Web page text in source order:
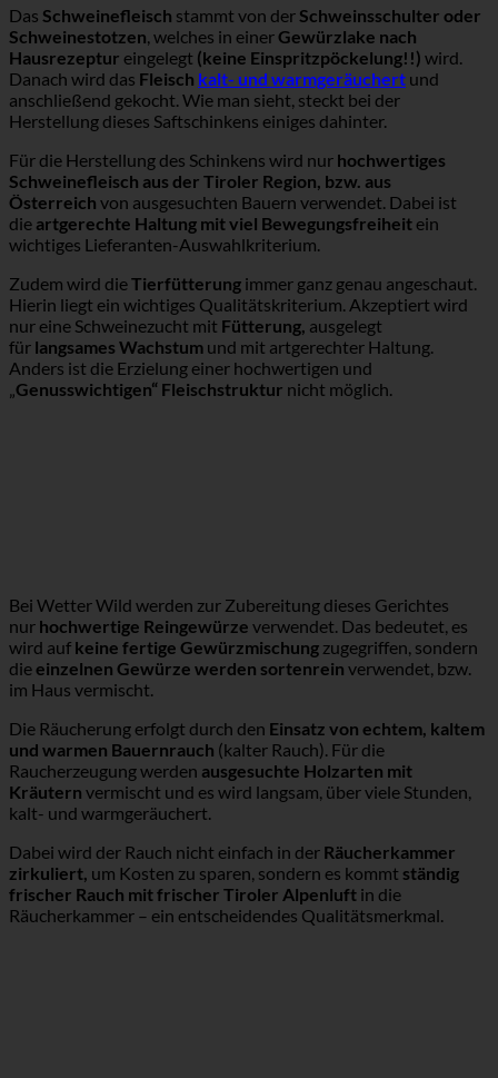
Das Schweinefleisch stammt von der Schweinsschulter oder
Schweinestotzen , welches in einerGewürzlake nach
Hausrezeptur eingelegt (keine Einspritzpöckelung!!) wird.
Danach wird das Fleisch kalt- und warmgeräuchert und
anschließend gekocht. Wie man sieht, steckt bei der
Herstellung dieses Saftschinkens einiges dahinter.
Für die Herstellung des Schinkens wird nur hochwertiges
Schweinefleisch aus der Tiroler Region, bzw. aus
Österreich von ausgesuchten Bauern verwendet. Dabei ist
die artgerechte Haltung mit viel Bewegungsfreiheit ein
wichtiges Lieferanten-Auswahlkriterium.
Zudem wird dieTierfütterung immer ganz genau angeschaut.
Hierin liegt ein wichtiges Qualitätskriterium. Akzeptiert wird
nur eine Schweinezucht mit Fütterung, ausgelegt
für langsames Wachstum und mit artgerechter Haltung.
Anders ist die Erzielung einer hochwertigen und
Genusswichtigen“ Fleischstruktur nicht möglich.
Bei Wetter Wild werden zur Zubereitung dieses Gerichtes
nur hochwertige Reingewürze verwendet. Das bedeutet, es
wird auf keine fertige Gewürzmischung zugegriffen, sondern
dieeinzelnen Gewürze werden sortenrein verwendet, bzw.
im Haus vermischt.
Die Räucherung erfolgt durch den Einsatz von echtem, kaltem
und warmen Bauernrauch (kalter Rauch). Für die
Raucherzeugung werden ausgesuchte Holzarten mit
Kräutern vermischt und es wird langsam, über viele Stunden,
kalt- und warmgeräuchert.
Dabei wird der Rauch nicht einfach in der Räucherkammer
zirkuliert, um Kosten zu sparen, sondern es kommt ständig
frischer Rauch mit frischer Tiroler Alpenluft in die
Räucherkammer – ein entscheidendes Qualitätsmerkmal.